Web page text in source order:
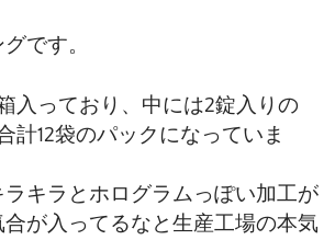
です。
入っており、中には2錠入りの
計12袋のパックになっていま
キラとホログラムっぽい加工が
が入ってるなと生産工場の本気